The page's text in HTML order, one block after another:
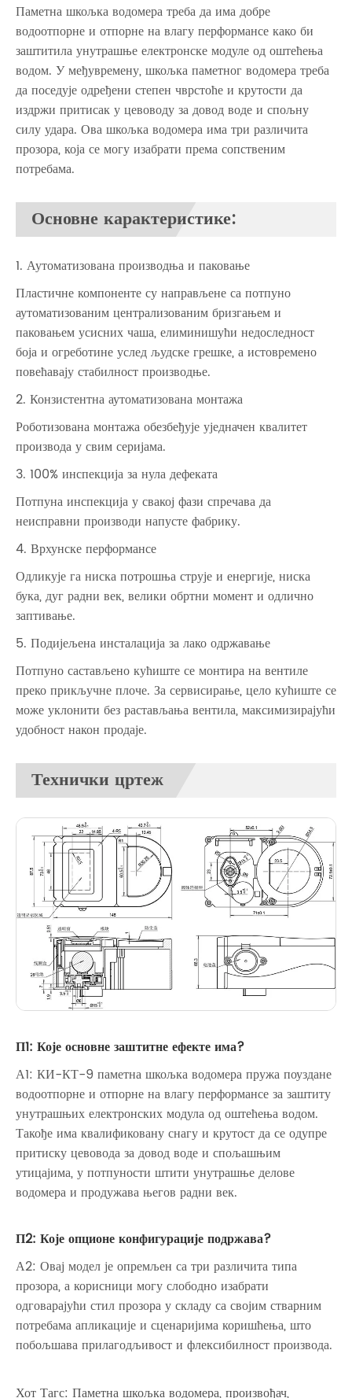
Паметна шкољка водомера треба да има добре
водоотпорне и отпорне на влагу перформансе како би
заштитила унутрашње електронске модуле од оштећења
водом. У међувремену, шкољка паметног водомера треба
да поседује одређени степен чврстоће и крутости да
издржи притисак у цевоводу за довод воде и спољну
силу удара. Ова шкољка водомера има три различита
прозора, која се могу изабрати према сопственим
потребама.
Основне карактеристике:
1. Аутоматизована производња и паковање
Пластичне компоненте су направљене са потпуно
аутоматизованим централизованим бризгањем и
паковањем усисних чаша, елиминишући недоследност
боја и огреботине услед људске грешке, а истовремено
повећавају стабилност производње.
2. Конзистентна аутоматизована монтажа
Роботизована монтажа обезбеђује уједначен квалитет
производа у свим серијама.
3. 100% инспекција за нула дефеката
Потпуна инспекција у свакој фази спречава да
неисправни производи напусте фабрику.
4. Врхунске перформансе
Одликује га ниска потрошња струје и енергије, ниска
бука, дуг радни век, велики обртни момент и одлично
заптивање.
5. Подијељена инсталација за лако одржавање
Потпуно састављено кућиште се монтира на вентиле
преко прикључне плоче. За сервисирање, цело кућиште се
може уклонити без растављања вентила, максимизирајући
удобност након продаје.
Технички цртеж
П1: Које основне заштитне ефекте има?
А1: КИ-КТ-9 паметна шкољка водомера пружа поуздане
водоотпорне и отпорне на влагу перформансе за заштиту
унутрашњих електронских модула од оштећења водом.
Такође има квалификовану снагу и крутост да се одупре
притиску цевовода за довод воде и спољашњим
утицајима, у потпуности штити унутрашње делове
водомера и продужава његов радни век.
П2: Које опционе конфигурације подржава?
А2: Овај модел је опремљен са три различита типа
прозора, а корисници могу слободно изабрати
одговарајући стил прозора у складу са својим стварним
потребама апликације и сценаријима коришћења, што
побољшава прилагодљивост и флексибилност производа.
Хот Тагс: Паметна шкољка водомера, произвођач,